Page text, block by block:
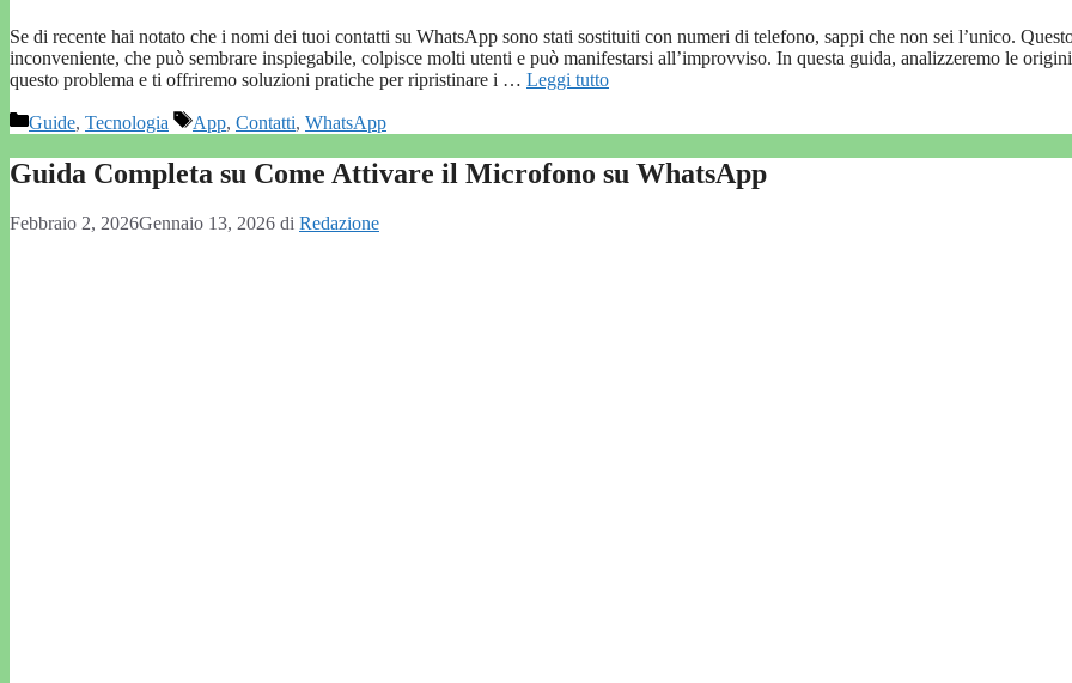
Se di recente hai notato che i nomi dei tuoi contatti su WhatsApp sono stati sostituiti con numeri di telefono, sappi che non sei l’unico.
inconveniente, che può sembrare inspiegabile, colpisce molti utenti e può manifestarsi all’improvviso. In questa guida, analizzeremo le
questo problema e ti offriremo soluzioni pratiche per ripristinare i … Leggi tutto
Categorie
Guide, Tecnologia Tag
App, Contatti, WhatsApp
Guida Completa su Come Attivare il Microfono su WhatsApp
Febbraio 2, 2026Gennaio 13, 2026 di Redazione